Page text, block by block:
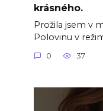
krásného.
Prožila jsem v
Polovinu v
0 37